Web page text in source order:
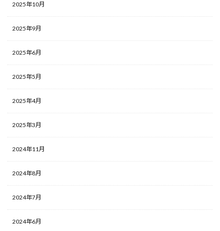
2025年10月
2025年9月
2025年6月
2025年5月
2025年4月
2025年3月
2024年11月
2024年8月
2024年7月
2024年6月